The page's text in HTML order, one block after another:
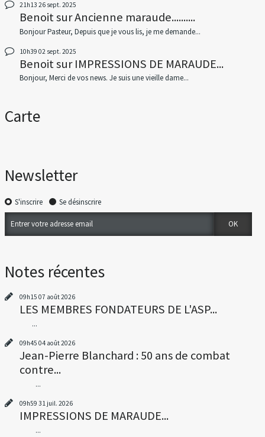
21h13 26 sept. 2025
BenoitsurAncienne maraude..........
Bonjour Pasteur, Depuis que je vous lis, je me demande...
10h39 02 sept. 2025
BenoitsurIMPRESSIONS DE MARAUDE...
Bonjour, Merci de vos news. Je suis une vieille dame...
Carte
Newsletter
S'inscrire Se désinscrire
Notes récentes
09h15 07 août 2026
LES MEMBRES FONDATEURS DE L'ASP...
...
09h45 04 août 2026
Jean-Pierre Blanchard : 50 ans de combat
contre...
...
09h59 31 juil. 2026
IMPRESSIONS DE MARAUDE...
...